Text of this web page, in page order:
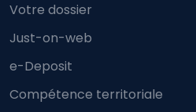
Votre dossier
Just-on-web
e-Deposit
Compétence territoriale